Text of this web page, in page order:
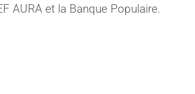
AURA et la Banque Populaire.